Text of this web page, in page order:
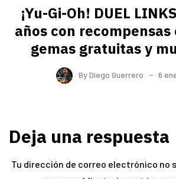
¡Yu-Gi-Oh! DUEL
años con recompensas
gemas gratuitas y
ByDiego Guerrero 6
Deja una respuesta
Tu dirección de correo electrónico no